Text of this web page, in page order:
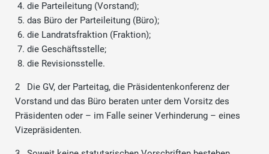
die Parteileitung (Vorstand);
das Büro der Parteileitung (Büro);
die Landratsfraktion (Fraktion);
die Geschäftsstelle;
die Revisionsstelle.
2 Die GV, der Parteitag, die Präsidentenkonferenz der
Vorstand und das Büro beraten unter dem Vorsitz des
Präsidenten oder – im Falle seiner Verhinderung – eines
Vizepräsidenten.